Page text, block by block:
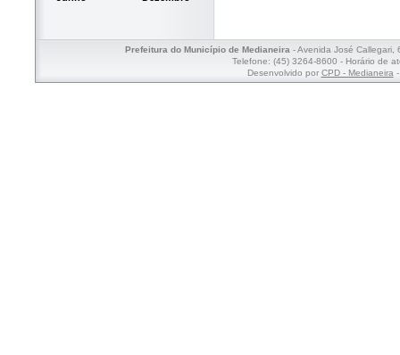
Prefeitura do Município de Medianeira- Avenida José Callegari,
Telefone: (45) 3264-8600 - Horário de
Desenvolvido por CPD - Medianeira-